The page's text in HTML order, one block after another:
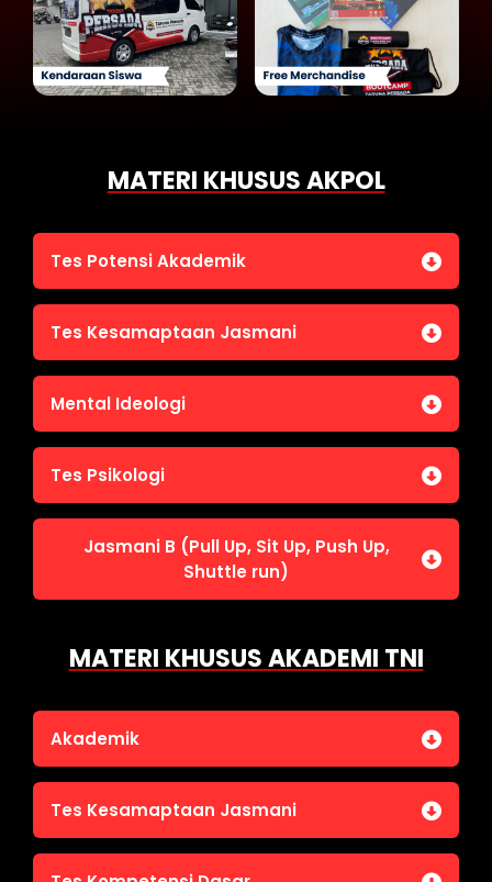
MATERI KHUSUS AKPOL
Tes Potensi Akademik
Bahasa Indonesia
Penalaran Numerik
Pengetahuan Umum (termasuk UU Kepolisian)
Tes Wawasan Kebangsaan
Tes Kesamaptaan Jasmani
Jasmani A (Lari 12 menit)
Mental Ideologi
Mental Ideologi
Tes Psikologi
Tes Kecerdasan
Tes Kecermatan
Tes Kepribadian
Jasmani B (Pull Up, Sit Up, Push Up,
Shuttle run)
MATERI KHUSUS AKADEMI TNI
Akademik
Bahasa Indonesia
IPA
Tes Kesamaptaan Jasmani
Jasmani A (Lari 12 menit)